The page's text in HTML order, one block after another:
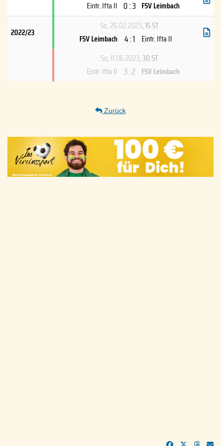
Eintr. Ifta II 0 : 3 FSV Leimbach
2022/23
So, 26.02.2023, 15.ST
FSV Leimbach 4 : 1 Eintr. Ifta II
So, 11.06.2023, 30.ST
Eintr. Ifta II 3 : 2 FSV Leimbach
Zurück